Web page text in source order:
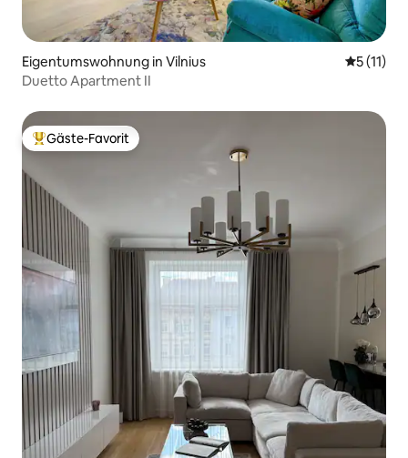
Eigentumswohnung in Vilnius
5 (11)
Duetto Apartment II
Beliebter Gäste-Favorit.
Gäste-Favorit